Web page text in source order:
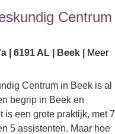
Centrum
| 6191 AL | Beek |
Meer
Centrum in Beek is al
begrip in Beek en
is een grote praktijk, met 7
5 assistenten. Maar hoe